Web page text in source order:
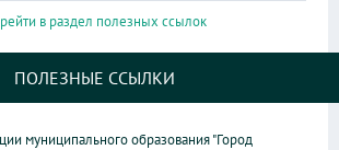
в раздел полезных ссылок
ПОЛЕЗНЫЕ ССЫЛКИ
муниципального образования "Город